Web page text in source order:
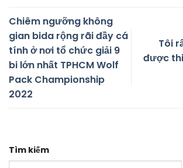
Chiêm ngưỡng không
gian bida rộng rãi đầy cá
tính ở nơi tổ chức giải 9
bi lớn nhất TPHCM Wolf
Pack Championship
2022
Tôi
được
Tìm kiếm